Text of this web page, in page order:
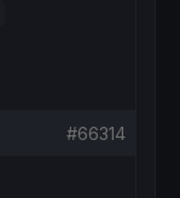
#66314